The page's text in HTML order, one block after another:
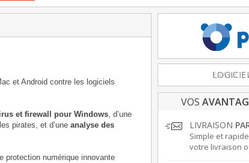
et Android contre les logiciels
et firewall pour Windows, d’une
pirates, et d’une analyse des
protection numérique innovante
FRANCE
VOS
LIVRAISON
Simple et
votre livraison